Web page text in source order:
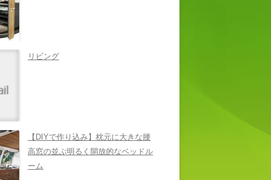
リビング
【DIYで作り込み】枕元に大きな腰
高窓の並ぶ明るく開放的なベッドル
ーム